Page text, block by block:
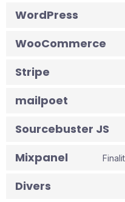
WordPress
WooCommerce
Stripe
mailpoet
Sourcebuster JS
Mixpanel
Divers